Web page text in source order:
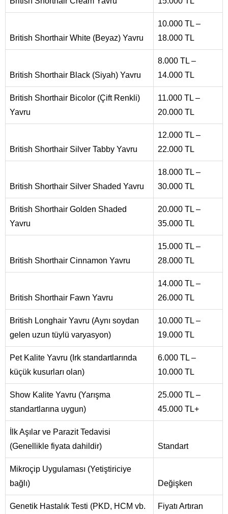
British Shorthair White (Beyaz) Yavru
10.000 TL –
18.000 TL
British Shorthair Black (Siyah) Yavru
8.000 TL –
14.000 TL
British Shorthair Bicolor (Çift Renkli)
Yavru
11.000 TL –
20.000 TL
British Shorthair Silver Tabby Yavru
12.000 TL –
22.000 TL
British Shorthair Silver Shaded Yavru
18.000 TL –
30.000 TL
British Shorthair Golden Shaded
Yavru
20.000 TL –
35.000 TL
British Shorthair Cinnamon Yavru
15.000 TL –
28.000 TL
British Shorthair Fawn Yavru
14.000 TL –
26.000 TL
British Longhair Yavru (Aynı soydan
gelen uzun tüylü varyasyon)
10.000 TL –
19.000 TL
Pet Kalite Yavru (Irk standartlarında
küçük kusurları olan)
6.000 TL –
10.000 TL
Show Kalite Yavru (Yarışma
standartlarına uygun)
25.000 TL –
45.000 TL+
İlk Aşılar ve Parazit Tedavisi
(Genellikle fiyata dahildir)
Standart
Mikroçip Uygulaması (Yetiştiriciye
bağlı)
Değişken
Genetik Hastalık Testi (PKD, HCM vb.
Fiyatı Artıran